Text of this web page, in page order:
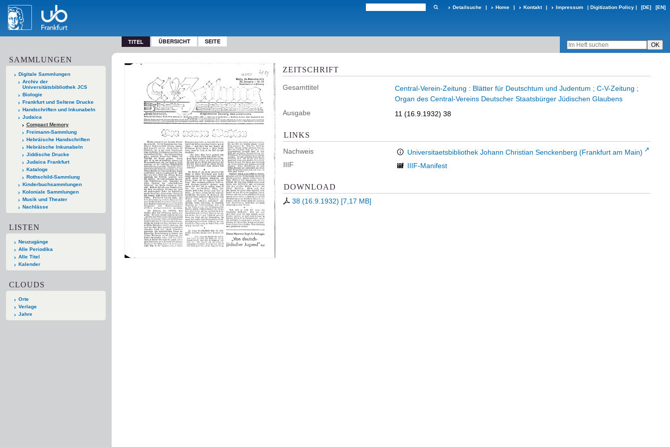
Detailsuche | Home | Kontakt | Impressum | Digitization Policy | [DE] [EN]
TITEL ÜBERSICHT SEITE
SAMMLUNGEN
Digitale Sammlungen
Archiv der
Universitätsbibliothek JCS
Biologie
Frankfurt und Seltene Drucke
Handschriften und Inkunabeln
Judaica
Compact Memory
Freimann-Sammlung
Hebräische Handschriften
Hebräische Inkunabeln
Jiddische Drucke
Judaica Frankfurt
Kataloge
Rothschild-Sammlung
Kinderbuchsammlungen
Koloniale Sammlungen
Musik und Theater
Nachlässe
LISTEN
Neuzugänge
Alle Periodika
Alle Titel
Kalender
CLOUDS
Orte
Verlage
Jahre
ZEITSCHRIFT
Gesamttitel
Central-Verein-Zeitung : Blätter für Deutschtum und Judentum ; C-V-Zeitung ;
Organ des Central-Vereins Deutscher Staatsbürger Jüdischen Glaubens
Ausgabe
11 (16.9.1932) 38
LINKS
Nachweis
Universitaetsbibliothek Johann Christian Senckenberg (Frankfurt am Main)
IIIF
IIIF-Manifest
DOWNLOAD
38 (16.9.1932) [7,17 MB]